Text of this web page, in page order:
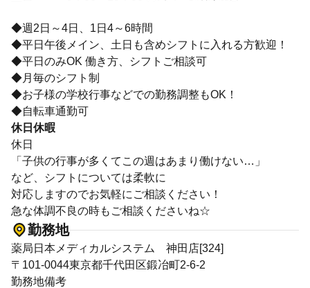
◆週2日～4日、1日4～6時間
◆平日午後メイン、土日も含めシフトに入れる方歓迎！
◆平日のみOK 働き方、シフトご相談可
◆月毎のシフト制
◆お子様の学校行事などでの勤務調整もOK！
◆自転車通勤可
休日休暇
休日
「子供の行事が多くてこの週はあまり働けない…」
など、シフトについては柔軟に
対応しますのでお気軽にご相談ください！
急な体調不良の時もご相談くださいね☆
勤務地
薬局日本メディカルシステム 神田店[324]
〒101-0044東京都千代田区鍛冶町2-6-2
勤務地備考